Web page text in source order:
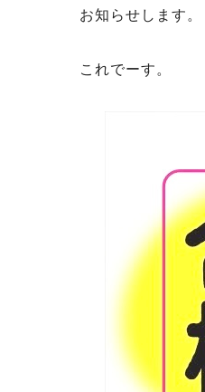
お知らせします。
これでーす。